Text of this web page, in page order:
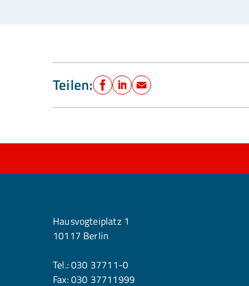
Teilen: Facebook
LinkedIn
E-Mail
Hausvogteiplatz 1
10117 Berlin
Tel.:030 37711-0
Fax: 030 37711999